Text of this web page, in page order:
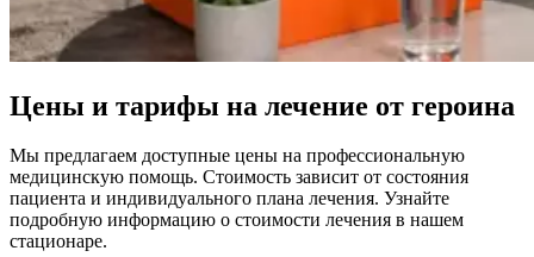
Цены и тарифы на лечение от героина
Мы предлагаем доступные цены на профессиональную
медицинскую помощь. Стоимость зависит от состояния
пациента и индивидуального плана лечения. Узнайте
подробную информацию о стоимости лечения в нашем
стационаре.